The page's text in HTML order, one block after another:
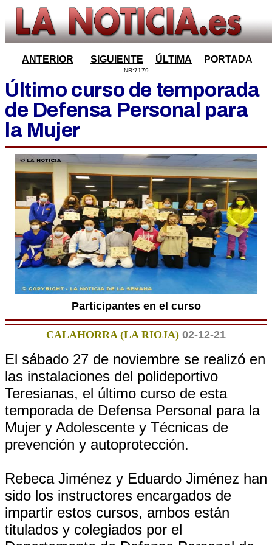
ANTERIOR SIGUIENTE ÚLTIMA PORTADA
NR:7179
Último curso de temporada
de Defensa Personal para
la Mujer
Participantes en el curso
CALAHORRA (LA RIOJA) 02-12-21
El sábado 27 de noviembre se realizó en
las instalaciones del polideportivo
Teresianas, el último curso de esta
temporada de Defensa Personal para la
Mujer y Adolescente y Técnicas de
prevención y autoprotección.
Rebeca Jiménez y Eduardo Jiménez han
sido los instructores encargados de
impartir estos cursos, ambos están
titulados y colegiados por el